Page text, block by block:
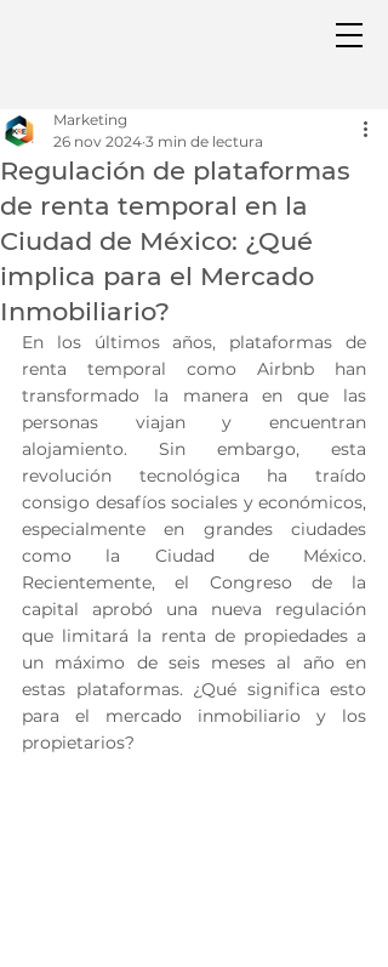
Regulación de plataformas
de renta temporal en la
Ciudad de México: ¿Qué
implica para el Mercado
Inmobiliario?
Marketing
26 nov 2024 3 min de lectura
En los últimos años, plataformas de
renta temporal como Airbnb han
transformado la manera en que las
personas viajan y encuentran
alojamiento. Sin embargo, esta
revolución tecnológica ha traído
consigo desafíos sociales y económicos,
especialmente en grandes ciudades
como la Ciudad de México.
Recientemente, el Congreso de la
capital aprobó una nueva regulación
que limitará la renta de propiedades a
un máximo de seis meses al año en
estas plataformas. ¿Qué significa esto
para el mercado inmobiliario y los
propietarios?